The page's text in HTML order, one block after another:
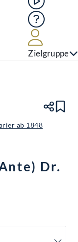
Hilfe
Zielgruppe
ab 1848
Dr.